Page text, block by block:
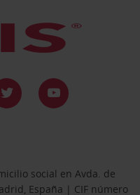
social en Avda. de
España | CIF número